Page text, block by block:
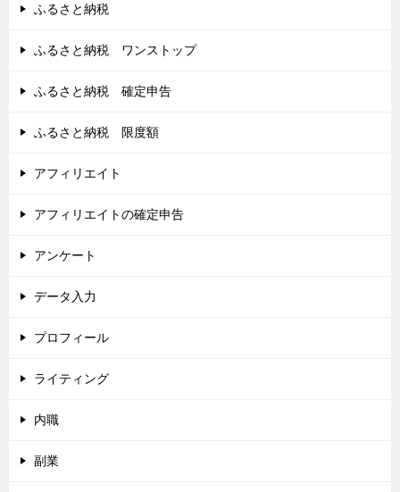
ふるさと納税
ふるさと納税 ワンストップ
ふるさと納税 確定申告
ふるさと納税 限度額
アフィリエイト
アフィリエイトの確定申告
アンケート
データ入力
プロフィール
ライティング
内職
副業